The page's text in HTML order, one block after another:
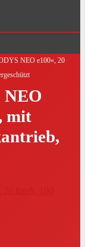
NEO e100«, 20
NEO
mit